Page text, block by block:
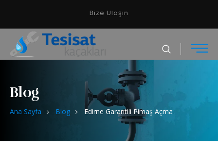
Bize Ulaşın
Blog
Ana Sayfa Blog Edirne Garantili Pimaş Açma